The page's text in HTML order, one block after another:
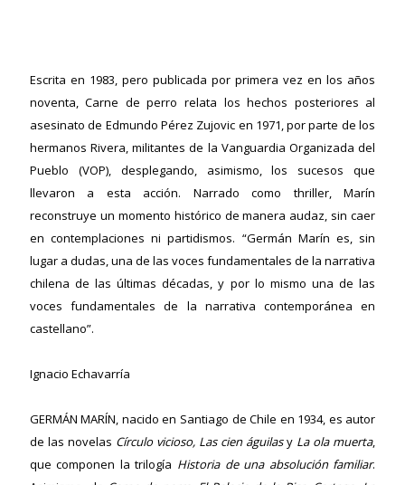
Escrita en 1983, pero publicada por primera vez en los años
noventa, Carne de perro relata los hechos posteriores al
asesinato de Edmundo Pérez Zujovic en 1971, por parte de los
hermanos Rivera, militantes de la Vanguardia Organizada del
Pueblo (VOP), desplegando, asimismo, los sucesos que
llevaron a esta acción. Narrado como thriller, Marín
reconstruye un momento histórico de manera audaz, sin caer
en contemplaciones ni partidismos. “Germán Marín es, sin
lugar a dudas, una de las voces fundamentales de la narrativa
chilena de las últimas décadas, y por lo mismo una de las
voces fundamentales de la narrativa contemporánea en
castellano”.
Ignacio Echavarría
GERMÁN MARÍN, nacido en Santiago de Chile en 1934, es autor
de las novelas Círculo vicioso, Las cien águilasy La ola muerta,
que componen la trilogía Historia de una absolución familiar.